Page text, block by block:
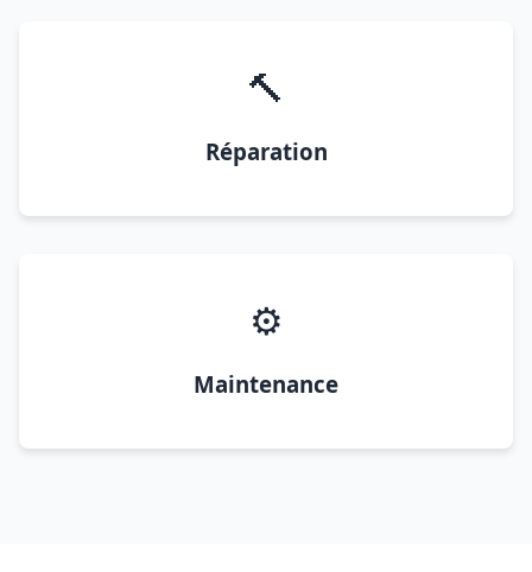
🔨
Réparation
⚙️
Maintenance